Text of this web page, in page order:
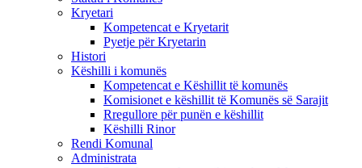
Kryetari
Kompetencat e Kryetarit
Pyetje për Kryetarin
Histori
Këshilli i komunës
Kompetencat e Këshillit të komunës
Komisionet e këshillit të Komunës së Sarajit
Rregullore për punën e këshillit
Këshilli Rinor
Rendi Komunal
Administrata